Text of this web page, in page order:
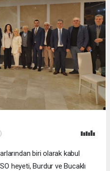
biri olarak kabul
heyeti, Burdur ve Bucaklı